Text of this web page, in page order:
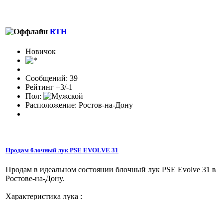
RTH
Новичок
Сообщений: 39
Рейтинг +3/-1
Пол:
Расположение: Ростов-на-Дону
Продам блочный лук PSE EVOLVE 31
Продам в идеальном состоянии блочный лук PSE Evolve 31 в
Ростове-на-Дону.
Характеристика лука :